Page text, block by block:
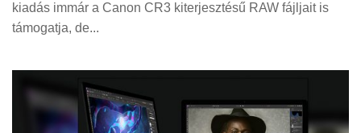
kiadás immár a Canon CR3 kiterjesztésű RAW fájljait is
támogatja, de...